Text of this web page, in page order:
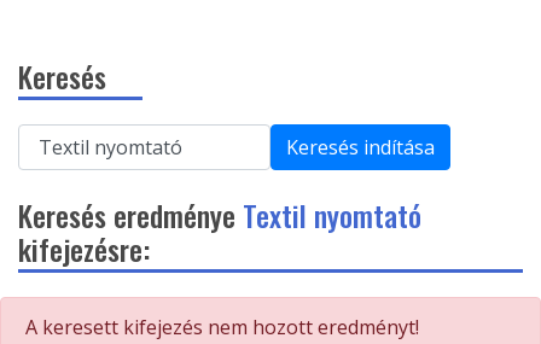
Keresés
Keresés indítása
Keresés eredménye Textil nyomtató
kifejezésre:
A keresett kifejezés nem hozott eredményt!